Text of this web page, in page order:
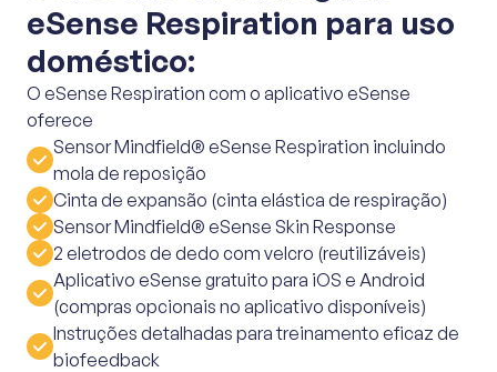
eSense Respiration para uso
doméstico:
O eSense Respiration com o aplicativo eSense
oferece
Sensor Mindfield® eSense Respiration incluindo
mola de reposição
Cinta de expansão (cinta elástica de respiração)
Sensor Mindfield® eSense Skin Response
2 eletrodos de dedo com velcro (reutilizáveis)
Aplicativo eSense gratuito para iOS e Android
(compras opcionais no aplicativo disponíveis)
Instruções detalhadas para treinamento eficaz de
biofeedback